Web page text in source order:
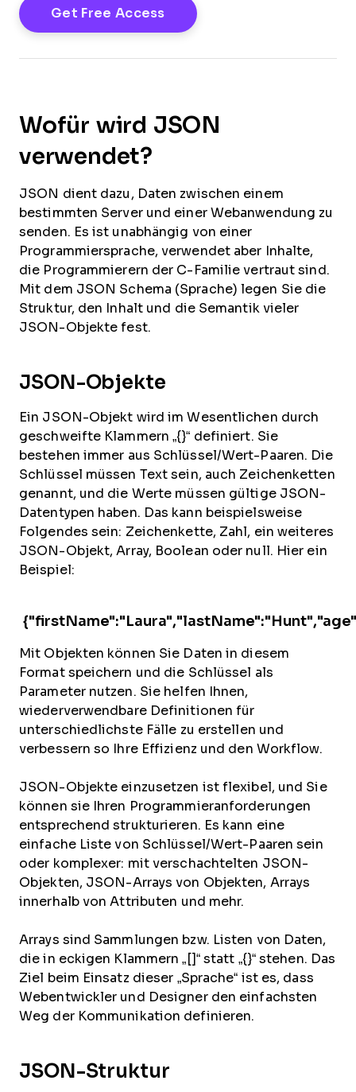
Wofür wird JSON
verwendet?
JSON dient dazu, Daten zwischen einem
bestimmten Server und einer Webanwendung zu
senden. Es ist unabhängig von einer
Programmiersprache, verwendet aber Inhalte,
die Programmierern der C-Familie vertraut sind.
Mit dem JSON Schema (Sprache) legen Sie die
Struktur, den Inhalt und die Semantik vieler
JSON-Objekte fest.
JSON-Objekte
Ein JSON-Objekt wird im Wesentlichen durch
geschweifte Klammern „{}“ definiert. Sie
bestehen immer aus Schlüssel/Wert-Paaren. Die
Schlüssel müssen Text sein, auch Zeichenketten
genannt, und die Werte müssen gültige JSON-
Datentypen haben. Das kann beispielsweise
Folgendes sein: Zeichenkette, Zahl, ein weiteres
JSON-Objekt, Array, Boolean oder null. Hier ein
Beispiel:
Mit Objekten können Sie Daten in diesem
Format speichern und die Schlüssel als
Parameter nutzen. Sie helfen Ihnen,
wiederverwendbare Definitionen für
unterschiedlichste Fälle zu erstellen und
verbessern so Ihre Effizienz und den Workflow.
JSON-Objekte einzusetzen ist flexibel, und Sie
können sie Ihren Programmieranforderungen
entsprechend strukturieren. Es kann eine
einfache Liste von Schlüssel/Wert-Paaren sein
oder komplexer: mit verschachtelten JSON-
Objekten, JSON-Arrays von Objekten, Arrays
innerhalb von Attributen und mehr.
Arrays sind Sammlungen bzw. Listen von Daten,
die in eckigen Klammern „[]“ statt „{}“ stehen. Das
Ziel beim Einsatz dieser „Sprache“ ist es, dass
Webentwickler und Designer den einfachsten
Weg der Kommunikation definieren.
JSON-Struktur